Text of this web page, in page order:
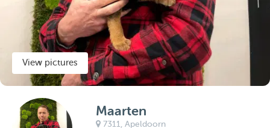
View pictures
Maarten
7311,Apeldoorn